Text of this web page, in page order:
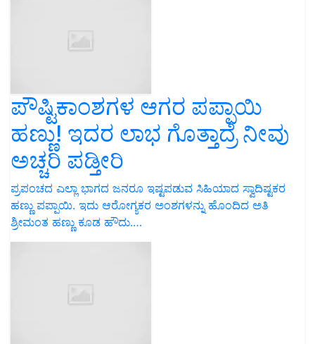
ಪೌಷ್ಟಿಕಾಂಶಗಳ ಆಗರ ಪಪ್ಪಾಯಿ
ಹಣ್ಣು! ಇದರ ಲಾಭ ಗೊತ್ತಾದ್ರೆ ನೀವು
ಅಚ್ಚರಿ ಪಡ್ತೀರಿ
ಪ್ರಪಂಚದ ಎಲ್ಲಾ ಭಾಗದ ಜನರೂ ಇಷ್ಟಪಡುವ ಸಿಹಿಯಾದ ಸ್ವಾದಿಷ್ಟಕರ
ಹಣ್ಣು ಪಪ್ಪಾಯಿ. ಇದು ಆರೋಗ್ಯಕರ ಅಂಶಗಳನ್ನು ಹೊಂದಿದ ಅತಿ
ಶ್ರೀಮಂತ ಹಣ್ಣು ಕೂಡ ಹೌದು.…